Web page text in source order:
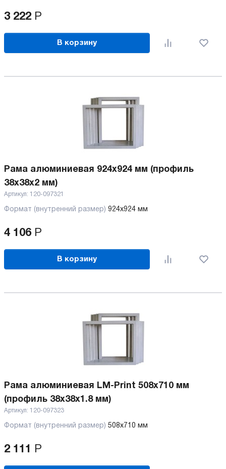
3 222 Р
В корзину
Рама алюминиевая 924х924 мм (профиль
38х38х2 мм)
Артикул: 120-097321
Формат (внутренний размер) 924х924 мм
4 106 Р
В корзину
Рама алюминиевая LM-Print 508х710 мм
(профиль 38х38х1.8 мм)
Артикул: 120-097323
Формат (внутренний размер) 508х710 мм
2 111 Р